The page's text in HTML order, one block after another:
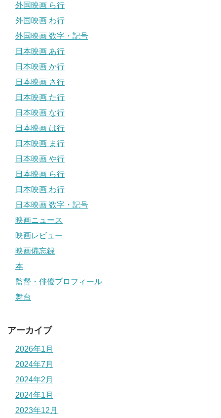
外国映画 ら行
外国映画 わ行
外国映画 数字・記号
日本映画 あ行
日本映画 か行
日本映画 さ行
日本映画 た行
日本映画 な行
日本映画 は行
日本映画 ま行
日本映画 や行
日本映画 ら行
日本映画 わ行
日本映画 数字・記号
映画ニュース
映画レビュー
映画備忘録
本
監督・俳優プロフィール
舞台
アーカイブ
2026年1月
2024年7月
2024年2月
2024年1月
2023年12月